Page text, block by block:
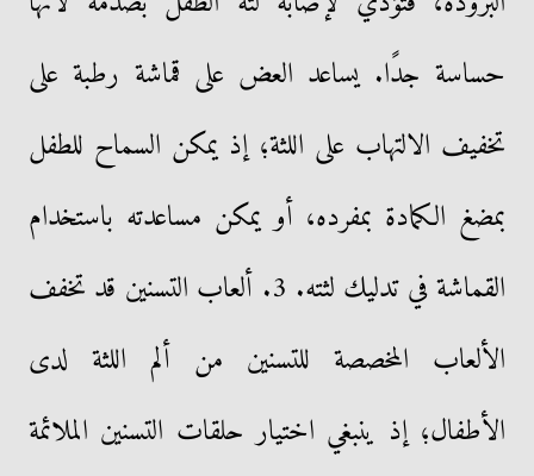
حساسة جدًا. يساعد العض على قماشة رطبة على
تخفيف الالتهاب على اللثة؛ إذ يمكن السماح للطفل
بمضغ الكمادة بمفرده، أو يمكن مساعدته باستخدام
القماشة في تدليك لثته. 3. ألعاب التسنين قد تخفف
الألعاب المخصصة للتسنين من ألم اللثة لدى
الأطفال؛ إذ ينبغي اختيار حلقات التسنين الملائمة